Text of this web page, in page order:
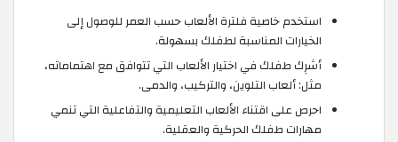
استخدم خاصية فلترة الألعاب حسب العمر للوصول إلى
الخيارات المناسبة لطفلك بسهولة.
أشرِك طفلك في اختيار الألعاب التي تتوافق مع اهتماماته،
مثل: ألعاب التلوين، والتركيب، والدمى.
احرص على اقتناء الألعاب التعليمية والتفاعلية التي تنمي
مهارات طفلك الحركية والعقلية.